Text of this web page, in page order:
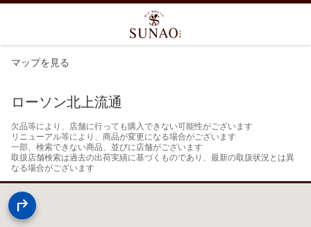
マップを見る
ローソン北上流通
欠品等により、店舗に行っても購入できない可能性がございます
リニューアル等により、商品が変更になる場合がございます
一部、検索できない商品、並びに店舗がございます
取扱店舗検索は過去の出荷実績に基づくものであり、最新の取扱状況とは異
なる場合がございます